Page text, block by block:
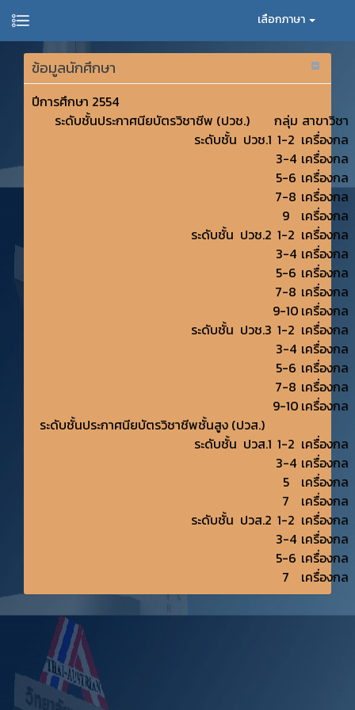
เลือกภาษา
ข้อมูลนักศึกษา
ปีการศึกษา 2554
ระดับชั้นประกาศนียบัตรวิชาชีพ (ปวช.)
กลุ่ม สาขาวิชา
ระดับชั้น ปวช.1 1-2 เครื่องกล
3-4 เครื่องกล
5-6 เครื่องกล
7-8 เครื่องกล
9
เครื่องกล
ระดับชั้น ปวช.2 1-2 เครื่องกล
3-4 เครื่องกล
5-6 เครื่องกล
7-8 เครื่องกล
9-10 เครื่องกล
ระดับชั้น ปวช.3 1-2 เครื่องกล
3-4 เครื่องกล
5-6 เครื่องกล
7-8 เครื่องกล
9-10 เครื่องกล
ระดับชั้นประกาศนียบัตรวิชาชีพชั้นสูง (ปวส.)
ระดับชั้น ปวส.1 1-2 เครื่องกล
3-4 เครื่องกล
5
เครื่องกล
7
เครื่องกล
ระดับชั้น ปวส.2 1-2 เครื่องกล
3-4 เครื่องกล
5-6 เครื่องกล
7
เครื่องกล